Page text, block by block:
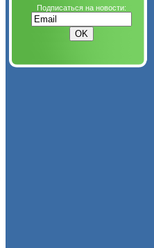
Подписаться на новости: